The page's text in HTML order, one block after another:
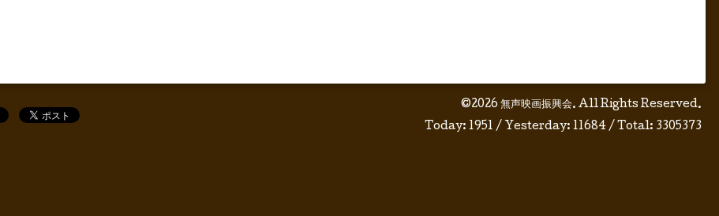
©2026 無声映画振興会. All Rights Reserved.
Today: 1951 / Yesterday: 11684 / Total: 3305373